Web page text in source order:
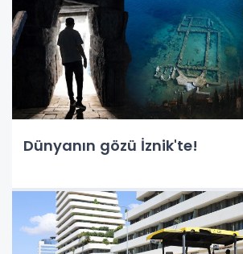
Dünyanın gözü İznik'te!